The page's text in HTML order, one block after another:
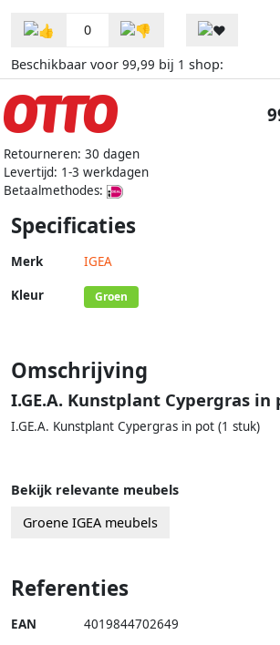
0
Beschikbaar voor 99,99 bij 1 shop:
Retourneren: 30 dagen
Levertijd: 1-3 werkdagen
Betaalmethodes:
Specificaties
Merk IGEA
Kleur Groen
Omschrijving
I.GE.A. Kunstplant Cypergras in
I.GE.A. Kunstplant Cypergras in pot (1 stuk)
Bekijk relevante meubels
Groene IGEA meubels
Referenties
EAN 4019844702649